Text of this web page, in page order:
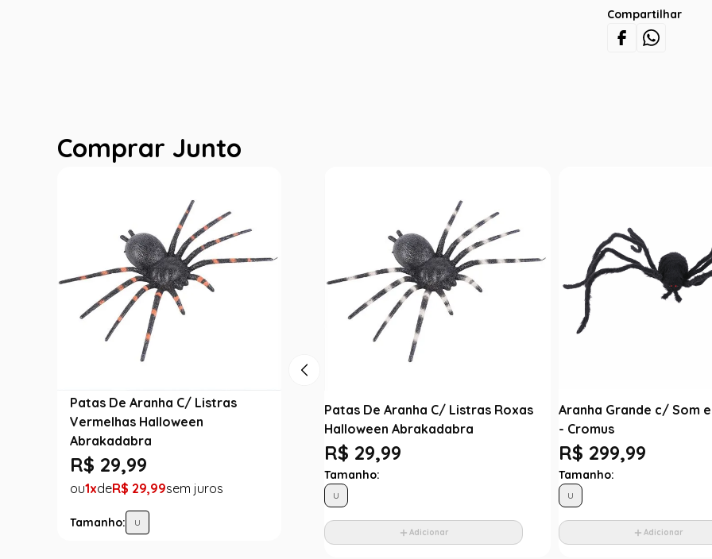
Compartilhar
Comprar Junto
Patas De Aranha C/ Listras
Vermelhas Halloween
Abrakadabra
R$ 29,99
1 R$ 29,99
Tamanho: U
Patas De Aranha C/ Listras Roxas
Halloween Abrakadabra
R$ 29,99
Tamanho:
U
Adicionar
Aranha Grande c/ Som
- Cromus
R$ 299,99
Tamanho:
U
Adicionar